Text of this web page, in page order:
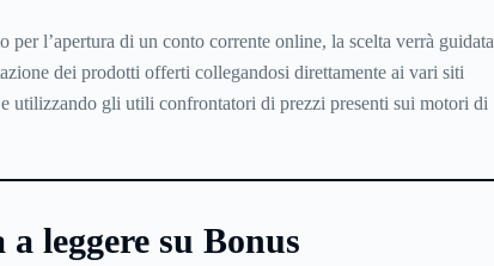
per l’apertura di un conto corrente online, la scelta verrà guidata
dei prodotti offerti collegandosi direttamente ai vari siti
utilizzando gli utili confrontatori di prezzi presenti sui motori di
leggere su Bonus